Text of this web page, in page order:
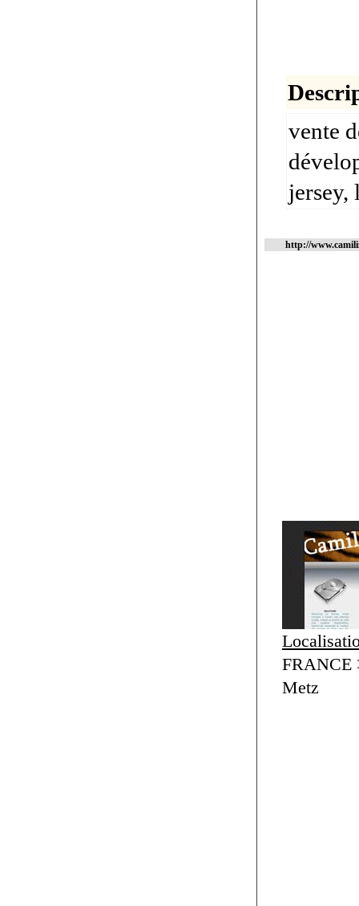
vente
jersey,
http://
FRANCE
Metz